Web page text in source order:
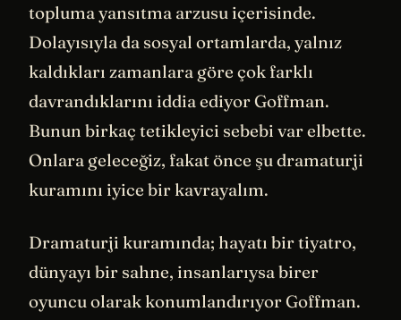
topluma yansıtma arzusu içerisinde.
Dolayısıyla da sosyal ortamlarda, yalnız
kaldıkları zamanlara göre çok farklı
davrandıklarını iddia ediyor Goffman.
Bunun birkaç tetikleyici sebebi var elbette.
Onlara geleceğiz, fakat önce şu dramaturji
kuramını iyice bir kavrayalım.
Dramaturji kuramında; hayatı bir tiyatro,
dünyayı bir sahne, insanlarıysa birer
oyuncu olarak konumlandırıyor Goffman.